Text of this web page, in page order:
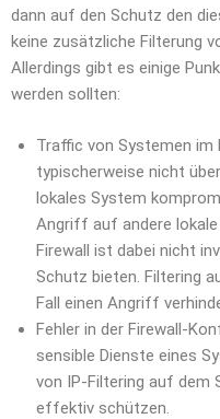
dann auf den Schutz den
keine zusätzliche Filterung
Allerdings gibt es einige
werden sollten:
Traffic von Systemen im
typischerweise nicht
lokales System
Angriff auf andere
Firewall ist dabei nicht
Schutz bieten. Filtering
Fall einen Angriff
Fehler in der Firewall-
sensible Dienste eines
von IP-Filtering auf dem
effektiv schützen.